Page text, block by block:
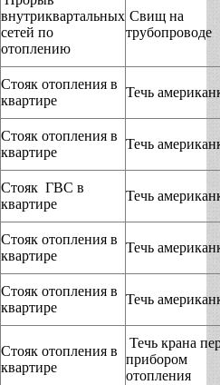
внутриквартальных
сетей по
отоплению
Свищ на
трубопроводе
Стояк отопления в
квартире
Течь
Стояк отопления в
квартире
Течь
Стояк ГВС в
квартире
Течь
Стояк отопления в
квартире
Течь
Стояк отопления в
квартире
Течь
Стояк отопления в
квартире
Течь крана
прибором
отопления